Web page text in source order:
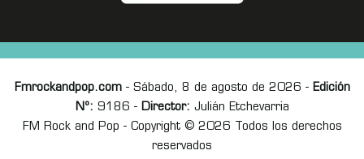
Fmrockandpop.com- Sábado, 8 de agosto de 2026 - Edición
Nº: 9186 - Director: Julián Etchevarria
FM Rock and Pop - Copyright © 2026 Todos los derechos
reservados